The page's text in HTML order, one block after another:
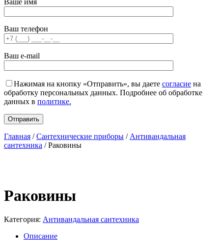
Ваш телефон
Ваш e-mail
Нажимая на кнопку «Отправить», вы даете согласие на
обработку персональных данных. Подробнее об обработке
данных в политике.
Главная /Сантехнические приборы / Антивандальная
сантехника / Раковины
Раковины
Категория: Антивандальная сантехника
Описание